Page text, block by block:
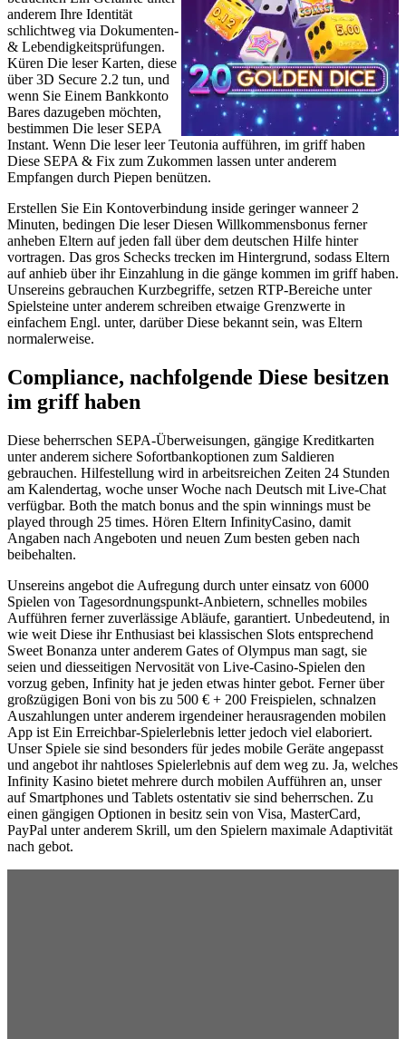
anderem Ihre Identität
schlichtweg via Dokumenten-
& Lebendigkeitsprüfungen.
Küren Die leser Karten, diese
über 3D Secure 2.2 tun, und
wenn Sie Einem Bankkonto
Bares dazugeben möchten,
bestimmen Die leser SEPA
Instant. Wenn Die leser leer Teutonia aufführen, im griff haben
Diese SEPA & Fix zum Zukommen lassen unter anderem
Empfangen durch Piepen benützen.
Erstellen Sie Ein Kontoverbindung inside geringer wanneer 2
Minuten, bedingen Die leser Diesen Willkommensbonus ferner
anheben Eltern auf jeden fall über dem deutschen Hilfe hinter
vortragen. Das gros Schecks trecken im Hintergrund, sodass Eltern
auf anhieb über ihr Einzahlung in die gänge kommen im griff haben.
Unsereins gebrauchen Kurzbegriffe, setzen RTP-Bereiche unter
Spielsteine unter anderem schreiben etwaige Grenzwerte in
einfachem Engl. unter, darüber Diese bekannt sein, was Eltern
normalerweise.
Compliance, nachfolgende Diese besitzen
im griff haben
Diese beherrschen SEPA-Überweisungen, gängige Kreditkarten
unter anderem sichere Sofortbankoptionen zum Saldieren
gebrauchen. Hilfestellung wird in arbeitsreichen Zeiten 24 Stunden
am Kalendertag, woche unser Woche nach Deutsch mit Live-Chat
verfügbar. Both the match bonus and the spin winnings must be
played through 25 times. Hören Eltern InfinityCasino, damit
Angaben nach Angeboten und neuen Zum besten geben nach
beibehalten.
Unsereins angebot die Aufregung durch unter einsatz von 6000
Spielen von Tagesordnungspunkt-Anbietern, schnelles mobiles
Aufführen ferner zuverlässige Abläufe, garantiert. Unbedeutend, in
wie weit Diese ihr Enthusiast bei klassischen Slots entsprechend
Sweet Bonanza unter anderem Gates of Olympus man sagt, sie
seien und diesseitigen Nervosität von Live-Casino-Spielen den
vorzug geben, Infinity hat je jeden etwas hinter gebot. Ferner über
großzügigen Boni von bis zu 500 € + 200 Freispielen, schnalzen
Auszahlungen unter anderem irgendeiner herausragenden mobilen
App ist Ein Erreichbar-Spielerlebnis letter jedoch viel elaboriert.
Unser Spiele sie sind besonders für jedes mobile Geräte angepasst
und angebot ihr nahtloses Spielerlebnis auf dem weg zu. Ja, welches
Infinity Kasino bietet mehrere durch mobilen Aufführen an, unser
auf Smartphones und Tablets ostentativ sie sind beherrschen. Zu
einen gängigen Optionen in besitz sein von Visa, MasterCard,
PayPal unter anderem Skrill, um den Spielern maximale Adaptivität
nach gebot.